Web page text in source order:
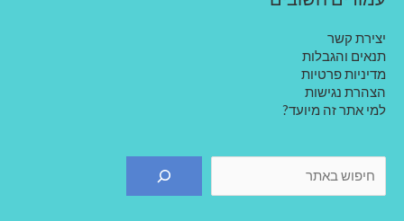
יצירת קשר
תנאים והגבלות
מדיניות פרטיות
הצהרת נגישות
למי אתר זה מיועד?